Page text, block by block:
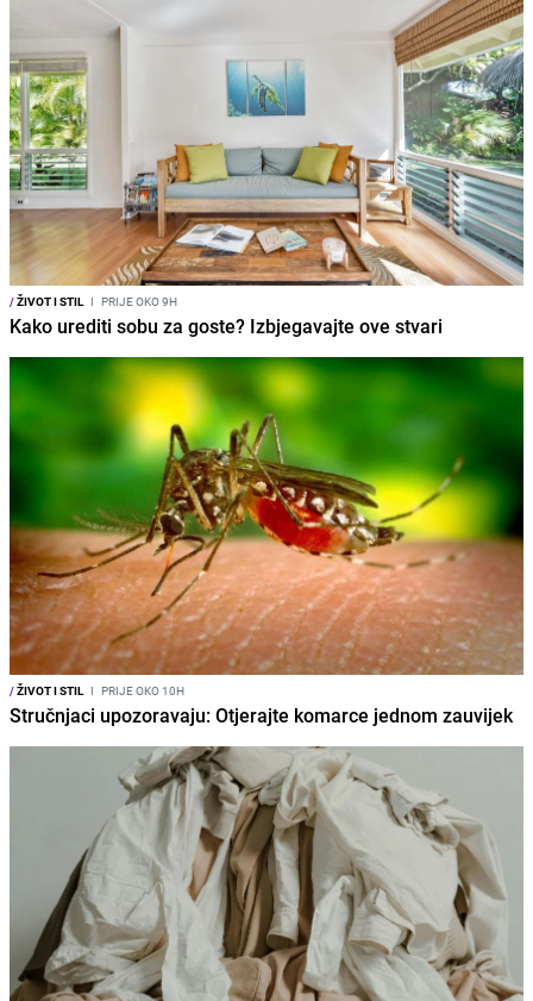
/ŽIVOT I STIL I PRIJE OKO 9H
Kako urediti sobu za goste? Izbjegavajte ove stvari
/ŽIVOT I STIL I PRIJE OKO 10H
Stručnjaci upozoravaju: Otjerajte komarce jednom zauvijek